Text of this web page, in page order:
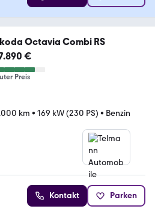
Octavia Combi RS
€
Preis
km • 169 kW (230 PS) • Benzin
Kontakt Parken